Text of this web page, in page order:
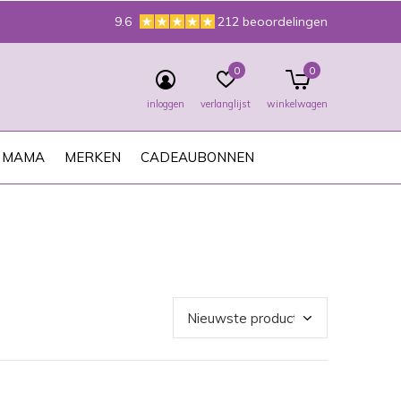
MAMA MERKEN CADEAUBONNEN
inloggen verlanglijst
0
winkelwagen
0
9.6 212 beoordelingen